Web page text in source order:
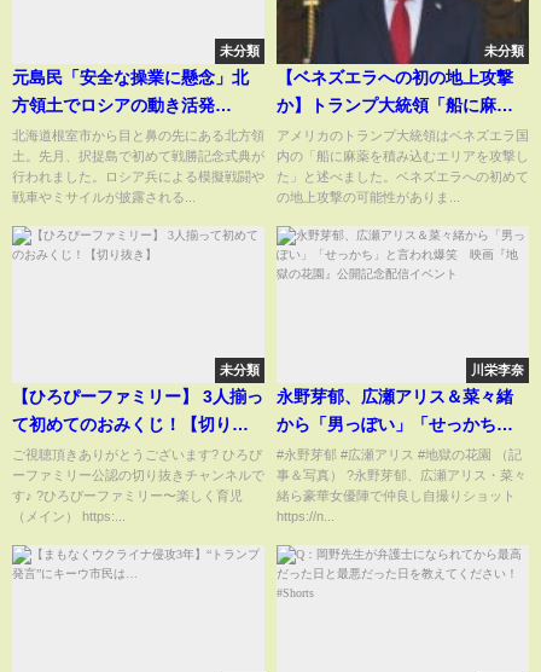
未分類
元島民「安全な操業に懸念」北
方領土でロシアの動き活発
に・・・水産業に打撃(2022年6
月1日)
北海道根室市から目と鼻の先にある北方領
土。先月、択捉島で初めて戦勝記念式典が
行われました。ロシア兵による模擬戦闘や
戦車やミサイルが披露される...
未分類
【ベネズエラへの初の地上攻撃
か】トランプ大統領「船に麻薬
積み込むエリアを攻撃」主張｜
TBS NEWS DIG
アメリカのトランプ大統領はベネズエラ国
内の「船に麻薬を積み込むエリアを攻撃し
た」と述べました。ベネズエラへの初めて
の地上攻撃の可能性がありま...
未分類
【ひろぴーファミリー】 3人揃っ
て初めてのおみくじ！【切り抜
き】
ご視聴頂きありがとうございます? ひろぴ
ーファミリー公認の切り抜きチャンネルで
す♪ ?ひろぴーファミリー〜楽しく育児
（メイン） https:...
川栄李奈
永野芽郁、広瀬アリス＆菜々緒
から「男っぽい」「せっかち」
と言われ爆笑 映画『地獄の花
園』公開記念配信イベント
#永野芽郁 #広瀬アリス #地獄の花園 （記
事＆写真） ?永野芽郁、広瀬アリス・菜々
緒ら豪華女優陣で仲良し自撮りショット
https://n...